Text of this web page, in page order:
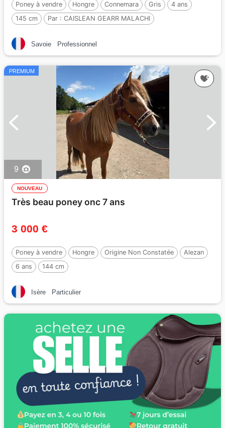
Poney à vendre Hongre Connemara Gris
4 ans
145 cm
Par : CAISLEAN GEARR MALACHI
Savoie Professionnel
PREMIUM
9
NOUVEAU
Très beau poney onc 7 ans
3 000 €
Poney à vendre Hongre Origine Non Constatée
Alezan
6 ans
144 cm
Isère Particulier